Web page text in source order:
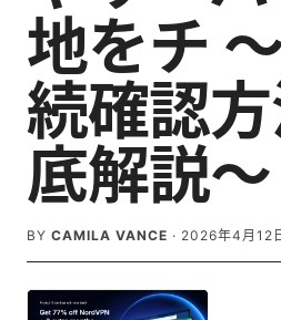
地をチ
続確認
底解説〜
BY CAMILA VANCE · 2026年4月12